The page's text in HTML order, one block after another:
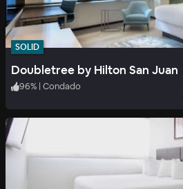
SOLID
Doubletree by Hilton San Juan
96% | Condado